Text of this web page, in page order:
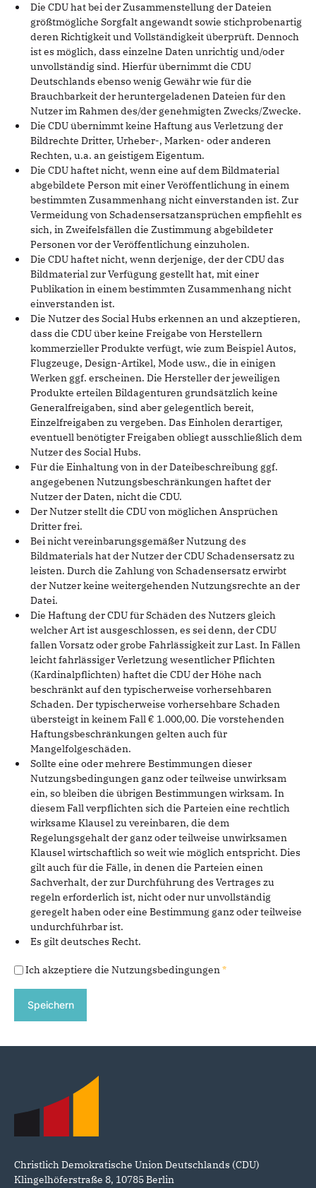
Die CDU hat bei der Zusammenstellung der Dateien
größtmögliche Sorgfalt angewandt sowie stichprobenartig
deren Richtigkeit und Vollständigkeit überprüft. Dennoch
ist es möglich, dass einzelne Daten unrichtig und/oder
unvollständig sind. Hierfür übernimmt die CDU
Deutschlands ebenso wenig Gewähr wie für die
Brauchbarkeit der heruntergeladenen Dateien für den
Nutzer im Rahmen des/der genehmigten Zwecks/Zwecke.
Die CDU übernimmt keine Haftung aus Verletzung der
Bildrechte Dritter, Urheber-, Marken- oder anderen
Rechten, u.a. an geistigem Eigentum.
Die CDU haftet nicht, wenn eine auf dem Bildmaterial
abgebildete Person mit einer Veröffentlichung in einem
bestimmten Zusammenhang nicht einverstanden ist. Zur
Vermeidung von Schadensersatzansprüchen empfiehlt es
sich, in Zweifelsfällen die Zustimmung abgebildeter
Personen vor der Veröffentlichung einzuholen.
Die CDU haftet nicht, wenn derjenige, der der CDU das
Bildmaterial zur Verfügung gestellt hat, mit einer
Publikation in einem bestimmten Zusammenhang nicht
einverstanden ist.
Die Nutzer des Social Hubs erkennen an und akzeptieren,
dass die CDU über keine Freigabe von Herstellern
kommerzieller Produkte verfügt, wie zum Beispiel Autos,
Flugzeuge, Design-Artikel, Mode usw., die in einigen
Werken ggf. erscheinen. Die Hersteller der jeweiligen
Produkte erteilen Bildagenturen grundsätzlich keine
Generalfreigaben, sind aber gelegentlich bereit,
Einzelfreigaben zu vergeben. Das Einholen derartiger,
eventuell benötigter Freigaben obliegt ausschließlich dem
Nutzer des Social Hubs.
Für die Einhaltung von in der Dateibeschreibung ggf.
angegebenen Nutzungsbeschränkungen haftet der
Nutzer der Daten, nicht die CDU.
Der Nutzer stellt die CDU von möglichen Ansprüchen
Dritter frei.
Bei nicht vereinbarungsgemäßer Nutzung des
Bildmaterials hat der Nutzer der CDU Schadensersatz zu
leisten. Durch die Zahlung von Schadensersatz erwirbt
der Nutzer keine weitergehenden Nutzungsrechte an der
Datei.
Die Haftung der CDU für Schäden des Nutzers gleich
welcher Art ist ausgeschlossen, es sei denn, der CDU
fallen Vorsatz oder grobe Fahrlässigkeit zur Last. In Fällen
leicht fahrlässiger Verletzung wesentlicher Pflichten
(Kardinalpflichten) haftet die CDU der Höhe nach
beschränkt auf den typischerweise vorhersehbaren
Schaden. Der typischerweise vorhersehbare Schaden
übersteigt in keinem Fall € 1.000,00. Die vorstehenden
Haftungsbeschränkungen gelten auch für
Mangelfolgeschäden.
Sollte eine oder mehrere Bestimmungen dieser
Nutzungsbedingungen ganz oder teilweise unwirksam
ein, so bleiben die übrigen Bestimmungen wirksam. In
diesem Fall verpflichten sich die Parteien eine rechtlich
wirksame Klausel zu vereinbaren, die dem
Regelungsgehalt der ganz oder teilweise unwirksamen
Klausel wirtschaftlich so weit wie möglich entspricht. Dies
gilt auch für die Fälle, in denen die Parteien einen
Sachverhalt, der zur Durchführung des Vertrages zu
regeln erforderlich ist, nicht oder nur unvollständig
geregelt haben oder eine Bestimmung ganz oder teilweise
undurchführbar ist.
Es gilt deutsches Recht.
Ich akzeptiere die Nutzungsbedingungen*
Fußbereich
Christlich Demokratische Union Deutschlands (CDU)
Klingelhöferstraße 8, 10785 Berlin